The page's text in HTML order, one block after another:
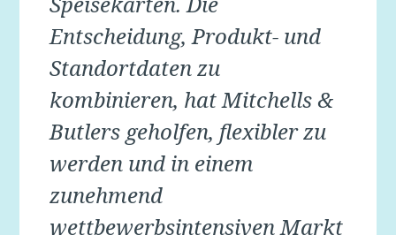
Entscheidung, Produkt- und
Standortdaten zu
kombinieren, hat Mitchells &
Butlers geholfen, flexibler zu
werden und in einem
zunehmend
wettbewerbsintensiven Markt